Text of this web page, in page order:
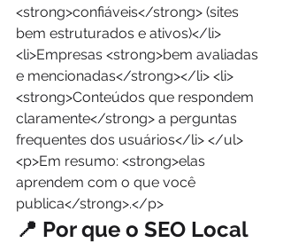
<strong>confiáveis</strong> (sites
bem estruturados e ativos)</li>
<li>Empresas <strong>bem avaliadas
e mencionadas</strong></li> <li>
<strong>Conteúdos que respondem
claramente</strong> a perguntas
frequentes dos usuários</li> </ul>
<p>Em resumo: <strong>elas
aprendem com o que você
publica</strong>.</p>
📍 Por que o SEO Local